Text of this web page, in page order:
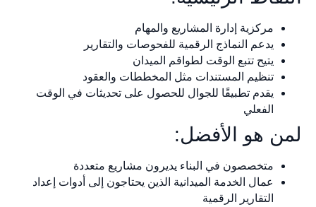
مركزية إدارة المشاريع والمهام
يدعم النماذج الرقمية للفحوصات والتقارير
يتيح تتبع الوقت لطواقم الميدان
تنظيم المستندات مثل المخططات والعقود
يقدم تطبيقًا للجوال للحصول على تحديثات في الوقت
الفعلي
لمن هو الأفضل:
متخصصون في البناء يديرون مشاريع متعددة
عمال الخدمة الميدانية الذين يحتاجون إلى أدوات إعداد
التقارير الرقمية